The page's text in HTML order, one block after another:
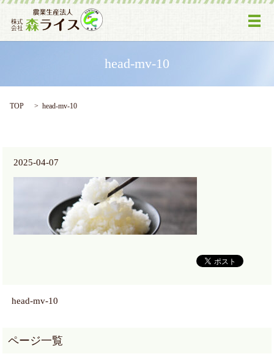
メ
head-mv-10
TOP head-mv-10
2025-04-07
head-mv-10